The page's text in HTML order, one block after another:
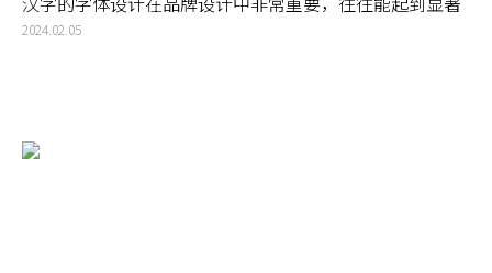
的效果
2024.02.05